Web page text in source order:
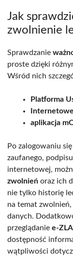
Jak
zwolnienie
Sprawdzanie
proste dzięki
Wśród nich
Platforma
aplikacja
Po zalogowaniu
zaufanego,
internetowej,
zwolnień oraz ich
nie tylko historię
na temat
danych.
przeglądanie e-ZLA
dostępność
wątpliwości